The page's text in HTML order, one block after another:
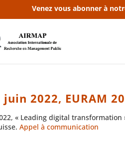
Venez vous abonner à
juin 2022, EURAM
« Leading digital
Appel à communication